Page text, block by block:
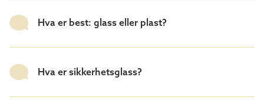
Hva er best: glass eller plast?
Hva er sikkerhetsglass?